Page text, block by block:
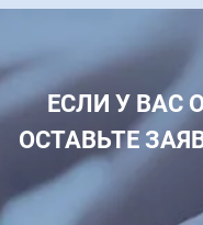
ЕСЛИ У ВАС
ОСТАВЬТЕ